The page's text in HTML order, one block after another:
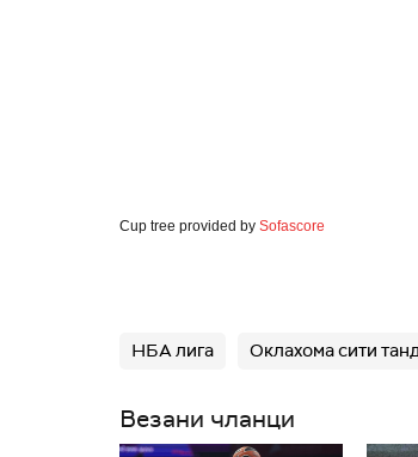
Cup tree provided by Sofascore
НБА лига Оклахома сити
Везани чланци